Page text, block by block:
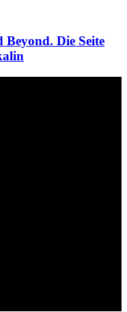
Die Seite